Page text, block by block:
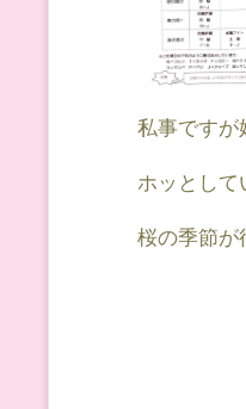
私事ですが
ホッとして
桜の季節が